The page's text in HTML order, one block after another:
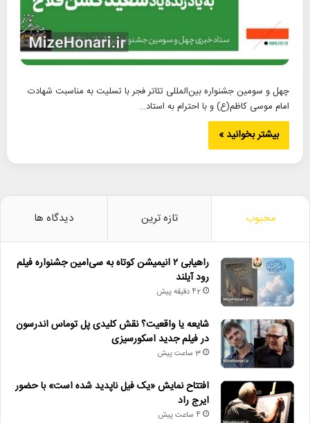
چهل و سومین جشنواره بین‌‌المللی تئاتر فجر با تسلیت به مناسبت شهادت
امام موسی کاظم(ع) و با احترام به استاد…
بیشتر بخوانید »
محبوب تازه ترین دیدگاه ها
راهیابی ۲ انیمیشن کوتاه به سی‌امین جشنواره فیلم
رود آیلند
42 دقیقه پیش
شایعه یا واقعیت؟ نقش کلیدی پل توماس اندرسون
در فیلم جدید اسکورسیزی
3 ساعت پیش
افتتاح نمایش «یک فیل ناپدید شده است» با حضور
ایرج راد
4 ساعت پیش